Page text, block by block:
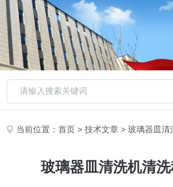
当前位置：首页 >技术文章 > 玻璃器皿清
玻璃器皿清洗机清洗